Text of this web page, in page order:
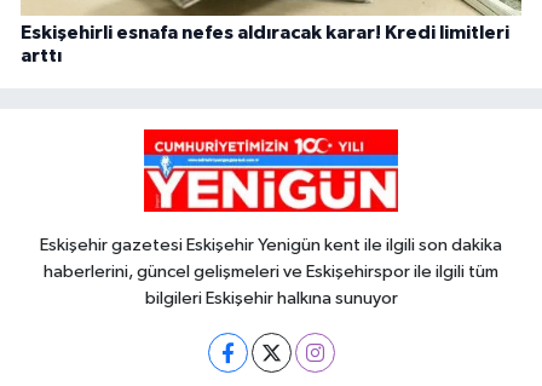
Eskişehirli esnafa nefes aldıracak karar! Kredi limitleri
arttı
Eskişehir gazetesi Eskişehir Yenigün kent ile ilgili son dakika
haberlerini, güncel gelişmeleri ve Eskişehirspor ile ilgili tüm
bilgileri Eskişehir halkına sunuyor